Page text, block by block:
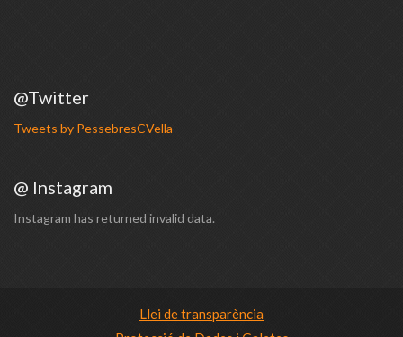
@Twitter
Tweets by PessebresCVella
@ Instagram
Instagram has returned invalid data.
Llei de transparència